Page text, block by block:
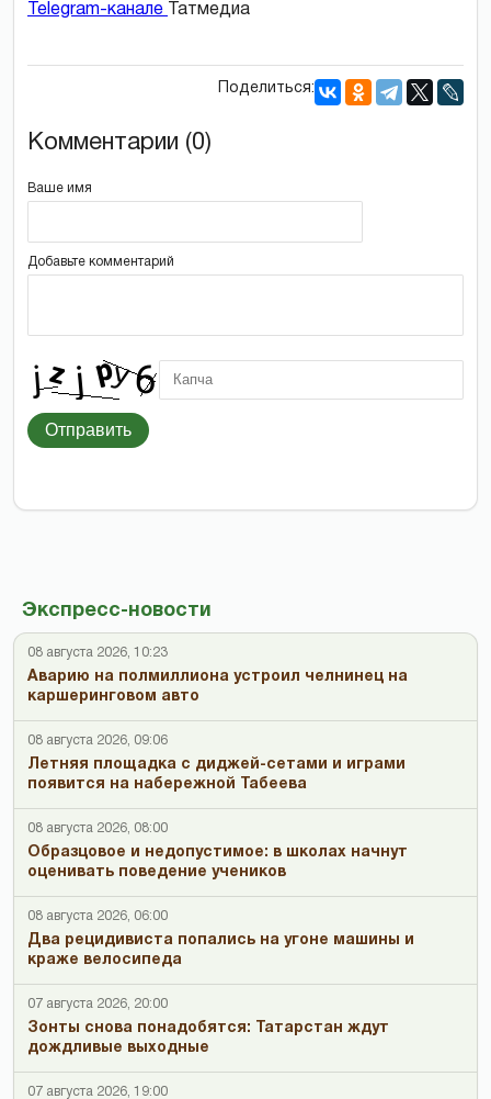
Экспресс-новости
08 августа 2026, 10:23
Аварию на полмиллиона устроил челнинец на
каршеринговом авто
08 августа 2026, 09:06
Летняя площадка с диджей-сетами и играми
появится на набережной Табеева
08 августа 2026, 08:00
Образцовое и недопустимое: в школах начнут
оценивать поведение учеников
08 августа 2026, 06:00
Два рецидивиста попались на угоне машины и
краже велосипеда
07 августа 2026, 20:00
Зонты снова понадобятся: Татарстан ждут
дождливые выходные
07 августа 2026, 19:00
Telegram-канале
Татмедиа
Поделиться:
Комментарии (0)
Ваше имя
Добавьте комментарий
Отправить